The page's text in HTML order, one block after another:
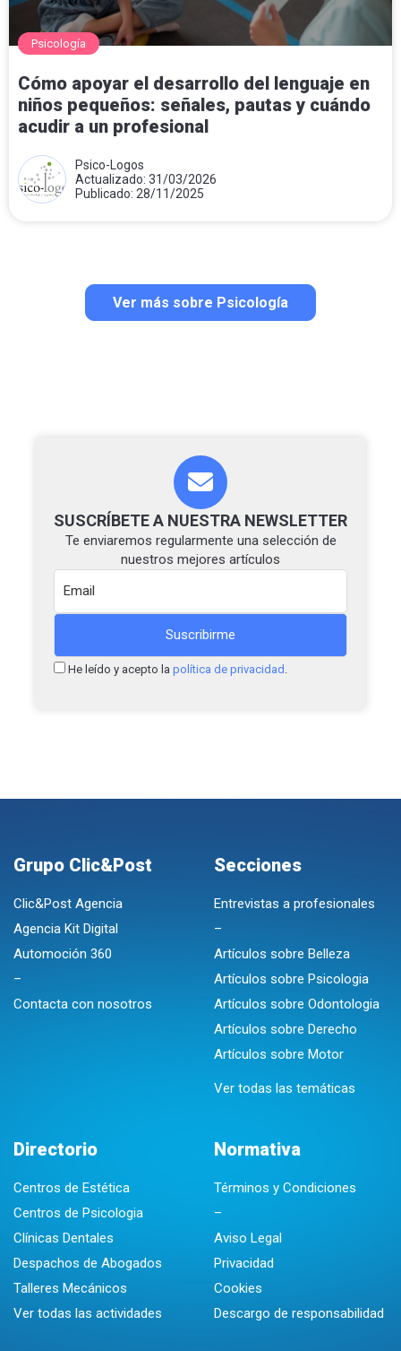
Psicología
Cómo apoyar el desarrollo del lenguaje en
niños pequeños: señales, pautas y cuándo
acudir a un profesional
Psico-Logos
Actualizado: 31/03/2026
Publicado: 28/11/2025
Ver más sobre Psicología
SUSCRÍBETE A NUESTRA NEWSLETTER
Te enviaremos regularmente una selección de
nuestros mejores artículos
He leído y acepto la política de privacidad
Grupo Clic&Post
Clic&Post Agencia
Agencia Kit Digital
Automoción 360
–
Contacta con nosotros
Secciones
Entrevistas a profesionales
–
Artículos sobre Belleza
Artículos sobre Psicologia
Artículos sobre Odontologia
Artículos sobre Derecho
Artículos sobre Motor
Ver todas las temáticas
Directorio
Centros de Estética
Centros de Psicologia
Clínicas Dentales
Despachos de Abogados
Talleres Mecánicos
Ver todas las actividades
Normativa
Términos y Condiciones
–
Aviso Legal
Privacidad
Cookies
Descargo de responsabilidad